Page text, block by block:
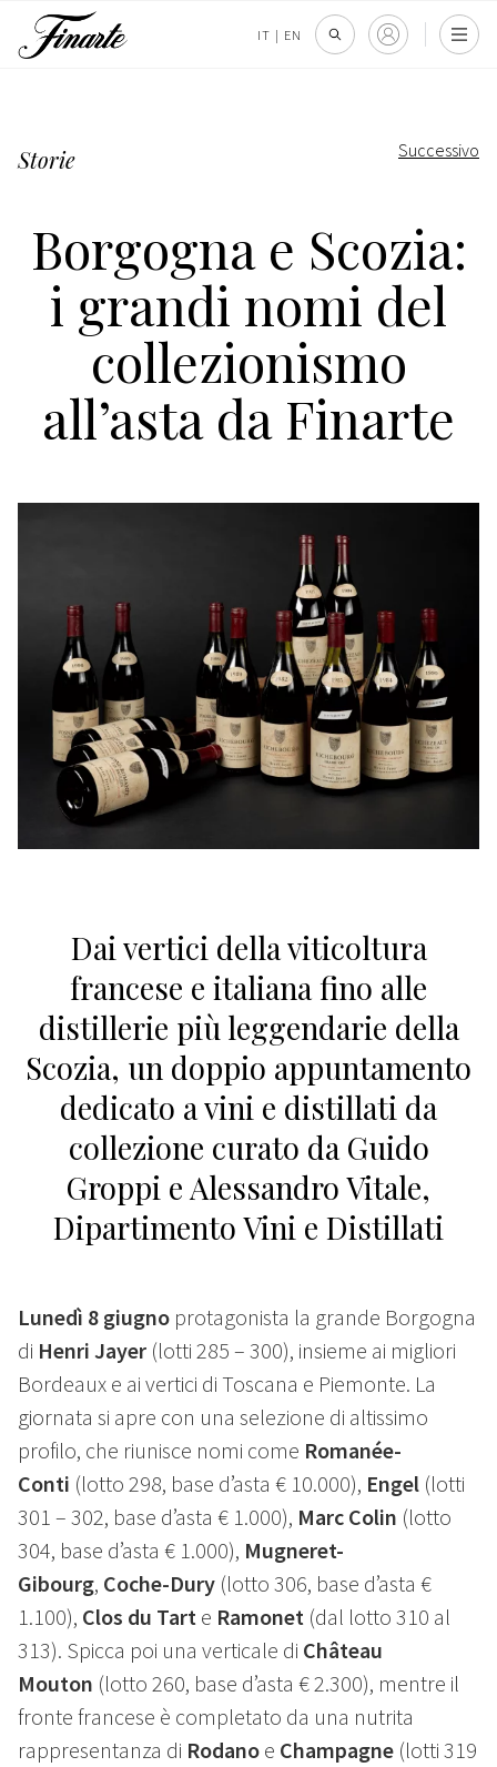
IT | EN
Storie Successivo
Borgogna e Scozia:
i grandi nomi del
collezionismo
all’asta da Finarte
Dai vertici della viticoltura
francese e italiana fino alle
distillerie più leggendarie della
Scozia, un doppio appuntamento
dedicato a vini e distillati da
collezione curato da Guido
Groppi e Alessandro Vitale,
Dipartimento Vini e Distillati
Lunedì 8 giugno protagonista la grande Borgogna
di Henri Jayer (lotti 285 – 300), insieme ai migliori
Bordeaux e ai vertici di Toscana e Piemonte. La
giornata si apre con una selezione di altissimo
profilo, che riunisce nomi come Romanée-
Conti (lotto 298, base d’asta € 10.000), Engel (lotti
301 – 302, base d’asta € 1.000), Marc Colin (lotto
304, base d’asta € 1.000), Mugneret-
Gibourg, Coche-Dury (lotto 306, base d’asta €
1.100), Clos du Tart e Ramonet (dal lotto 310 al
313). Spicca poi una verticale di Château
Mouton (lotto 260, base d’asta € 2.300), mentre il
fronte francese è completato da una nutrita
rappresentanza di Rodano e Champagne (lotti 319